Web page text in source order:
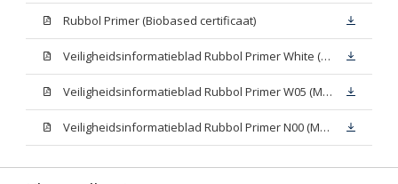
Rubbol Primer (Biobased certificaat)
Veiligheidsinformatieblad Rubbol Primer White (MSDS)
Veiligheidsinformatieblad Rubbol Primer W05 (MSDS)
Veiligheidsinformatieblad Rubbol Primer N00 (MSDS)